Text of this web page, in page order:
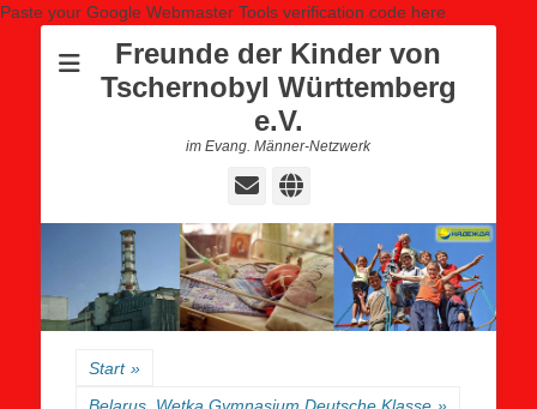
Paste your Google Webmaster Tools verification code here
Freunde der Kinder von
Tschernobyl Württemberg
e.V.
im Evang. Männer-Netzwerk
E-
Website
Start »